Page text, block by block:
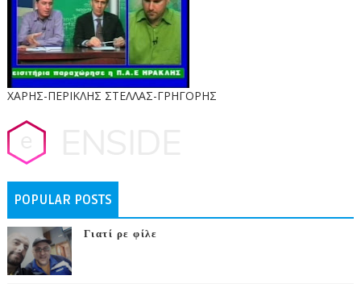
ΧΑΡΗΣ-ΠΕΡΙΚΛΗΣ ΣΤΕΛΛΑΣ-ΓΡΗΓΟΡΗΣ
POPULAR POSTS
Γιατί ρε φίλε